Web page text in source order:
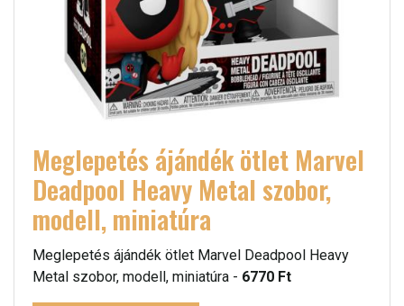
Meglepetés ájándék ötlet Marvel
Deadpool Heavy Metal szobor,
modell, miniatúra
Meglepetés ájándék ötlet Marvel Deadpool Heavy
Metal szobor, modell, miniatúra - 6770 Ft